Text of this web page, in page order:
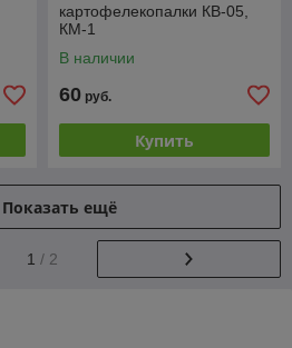
картофелекопалки КВ-05,
КМ-1
В наличии
60 руб.
Купить
Показать ещё
1 / 2